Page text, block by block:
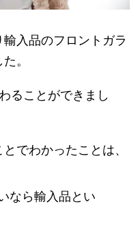
入品のフロントガラ
。
ることができまし
でわかったことは、
なら輸入品とい